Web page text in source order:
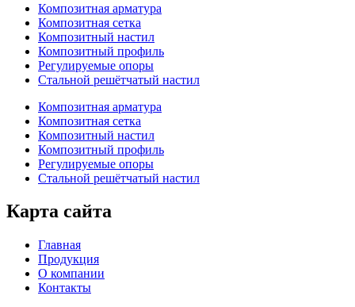
Композитная арматура
Композитная сетка
Композитный настил
Композитный профиль
Регулируемые опоры
Стальной решётчатый настил
Композитная арматура
Композитная сетка
Композитный настил
Композитный профиль
Регулируемые опоры
Стальной решётчатый настил
Карта сайта
Главная
Продукция
О компании
Контакты